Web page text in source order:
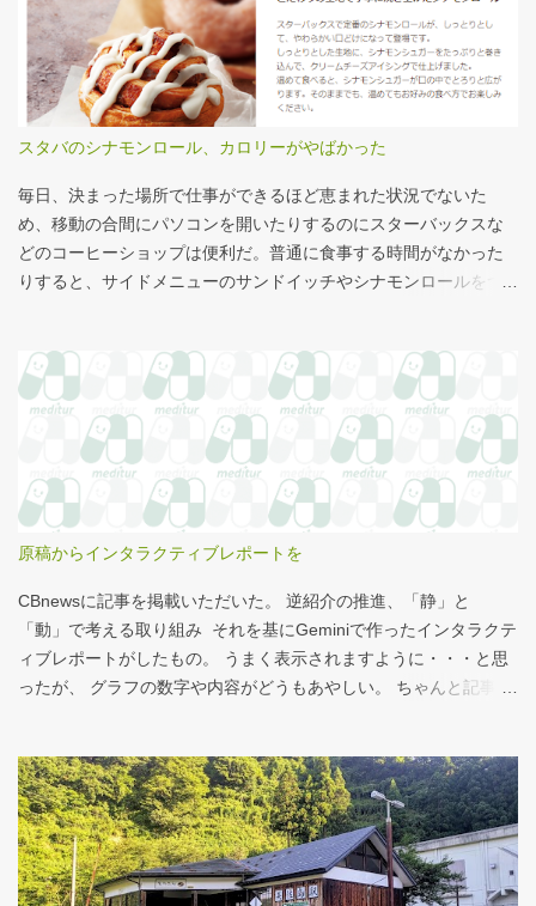
やすい。朝日新聞の記事は、人が一緒に写っているので大きさを
把握しやすい。 そういえば、大きさ比較でタバコの箱を横に並べ
るのって、最近見かけないなぁ・・・。このご時世、タバコはNG
なのか？？
旨。 AIにまとめさせるとこんな感じ。 日頃、各方面から「話が長
い」と言われているので、自分が話すよりAIが話した方がよいと
言われるのは時間の問題だろう。
スタバのシナモンロール、カロリーがやばかった
毎日、決まった場所で仕事ができるほど恵まれた状況でないた
め、移動の合間にパソコンを開いたりするのにスターバックスな
どのコーヒーショップは便利だ。普通に食事する時間がなかった
りすると、サイドメニューのサンドイッチやシナモンロールをつ
気になっていた。お腹の肉がだいぶたるんできたのは、こいつの
せいもあるのではないかと。 シナモンロール 556kcal 出所：
http://www.starbucks.co.jp/allergy/pdf/allergen-food.pdf 調べてビ
ビった。これはまずい。下手な食事以上のカロリーだ。 この
556kcalがどのくらいヤバイのか、スターバックス以上に良く行く
マクドナルドで考えてみる。（ちなみにマクドナルドは食事目的
とカロリーがほぼ同じもの（530kcal～580kcal）を次のマクドナ
ルド商品から２つ選んでください ハンバーガー ビッグマック ダブ
ルクォーターパウンダー・チーズ フィレオフィッシュ てりやきマ
ックバーガー マックフライポテト（S) マックフライポテト（M)
マックフライポテト（L) 正解は続きで。
原稿からインタラクティブレポートを
CBnewsに記事を掲載いただいた。 逆紹介の推進、「静」と
「動」で考える取り組み それを基にGeminiで作ったインタラクテ
ィブレポートがしたもの。 うまく表示されますように・・・と思
ったが、 グラフの数字や内容がどうもあやしい。 ちゃんと記事を
みの比較 患者の視点 解決策 なぜ「逆紹介」が重要なのか？ 医師
の働き方改革が進む中、大病院の外来負担軽減は喫緊の課題で
す。その鍵となるのが、地域の診療所へ患者を紹介する「逆紹
介」の推進です。しかし、その取り組みには大きな壁が存在しま
す。このレポートでは、データに基づき現状を分析し、未来への